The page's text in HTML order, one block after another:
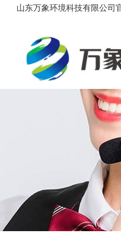
山东万象环境科技有限公司